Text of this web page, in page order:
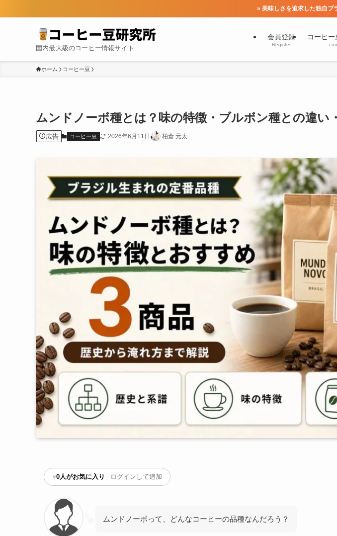
» 美味しさを追求した独自ブ
国内最大級のコーヒー情報サイト
会員登録
Register
コーヒ
ホーム コーヒー豆
ムンドノーボ種とは？味の特徴・ブルボン種との違い
広告 コーヒー豆 2026年6月11日 柏倉 元太
♥0人がお気に入り ログインして追加
ムンドノーボって、どんなコーヒーの品種なんだろう？